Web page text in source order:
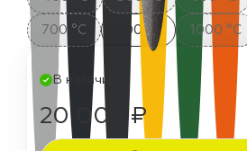
700 °C
800 °C 1000 °C
В наличии
20 005 ₽